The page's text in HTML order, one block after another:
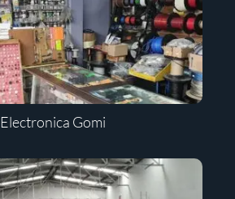
Electronica Gomi